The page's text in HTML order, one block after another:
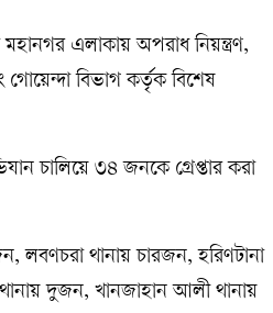
এলাকায় অপরাধ নিয়ন্ত্রণ,
গোয়েন্দা বিভাগ কর্তৃক বিশেষ
চালিয়ে ৩৪ জনকে গ্রেপ্তার করা
লবণচরা থানায় চারজন, হরিণটানা
দুজন, খানজাহান আলী থানায়